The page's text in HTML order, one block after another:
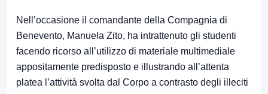
Nell’occasione il comandante della Compagnia di
Benevento, Manuela Zito, ha intrattenuto gli studenti
facendo ricorso all’utilizzo di materiale multimediale
appositamente predisposto e illustrando all’attenta
platea l’attività svolta dal Corpo a contrasto degli illeciti